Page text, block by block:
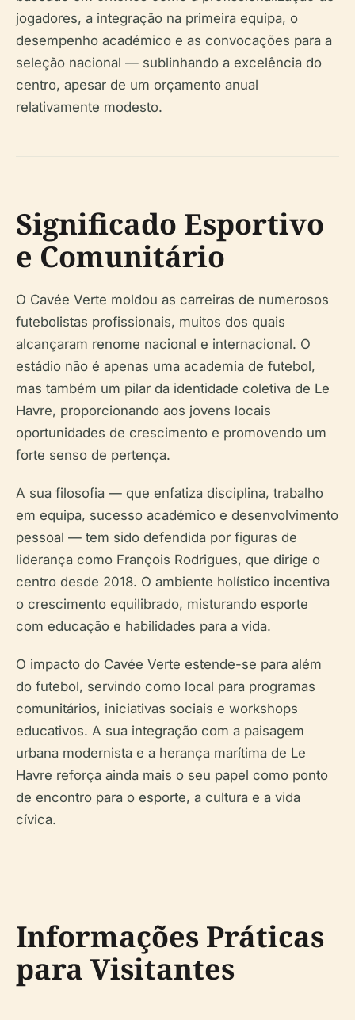
jogadores, a integração na primeira equipa, o
desempenho académico e as convocações para a
seleção nacional — sublinhando a excelência do
centro, apesar de um orçamento anual
relativamente modesto.
Significado Esportivo
e Comunitário
O Cavée Verte moldou as carreiras de numerosos
futebolistas profissionais, muitos dos quais
alcançaram renome nacional e internacional. O
estádio não é apenas uma academia de futebol,
mas também um pilar da identidade coletiva de Le
Havre, proporcionando aos jovens locais
oportunidades de crescimento e promovendo um
forte senso de pertença.
A sua filosofia — que enfatiza disciplina, trabalho
em equipa, sucesso académico e desenvolvimento
pessoal — tem sido defendida por figuras de
liderança como François Rodrigues, que dirige o
centro desde 2018. O ambiente holístico incentiva
o crescimento equilibrado, misturando esporte
com educação e habilidades para a vida.
O impacto do Cavée Verte estende-se para além
do futebol, servindo como local para programas
comunitários, iniciativas sociais e workshops
educativos. A sua integração com a paisagem
urbana modernista e a herança marítima de Le
Havre reforça ainda mais o seu papel como ponto
de encontro para o esporte, a cultura e a vida
cívica.
Informações Práticas
para Visitantes